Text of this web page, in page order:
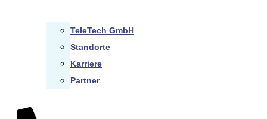
TeleTech GmbH
Standorte
Karriere
Partner